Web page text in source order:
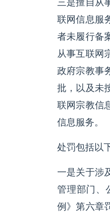
三是擅自从
联网信息服
者未履行备
从事互联网
政府宗教事
批，以及未
联网宗教信
信息服务。
处罚包括以
一是关于涉
管理部门、
例》第六章